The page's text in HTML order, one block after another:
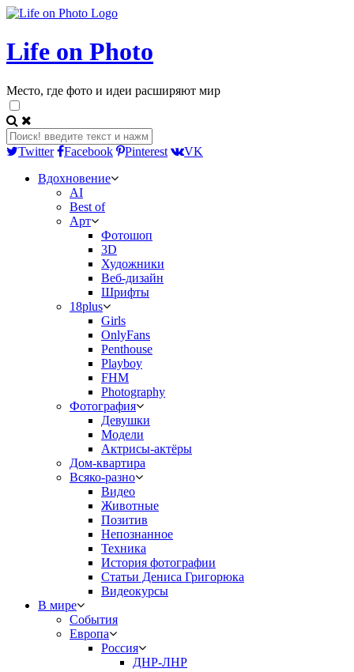
Life on Photo
Место, где фото и идеи расширяют мир
Twitter Facebook Pinterest
VK
Вдохновение
AI
Best of
Арт
Фотошоп
3D
Художники
Веб-дизайн
Шрифты
18plus
Girls
OnlyFans
Penthouse
Playboy
FHM
Photography
Фотография
Девушки
Модели
Актрисы-актёры
Дом-квартира
Всяко-разно
Видео
Животные
Позитив
Непознанное
Техника
История фотографии
Статьи Дениса Григорюка
Видеокурсы
В мире
События
Европа
Россия
ДНР-ЛНР